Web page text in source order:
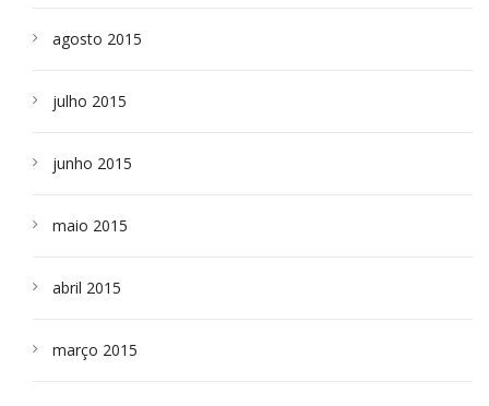
agosto 2015
julho 2015
junho 2015
maio 2015
abril 2015
março 2015